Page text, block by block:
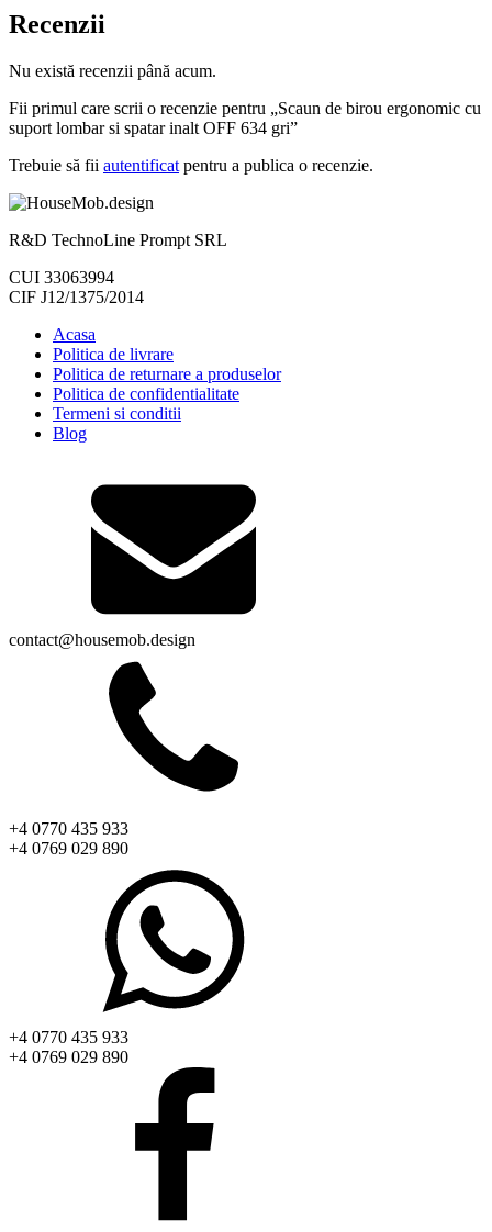
Recenzii
Nu există recenzii până acum.
Fii primul care scrii o recenzie pentru „Scaun de birou ergonomic cu
suport lombar si spatar inalt OFF 634 gri”
Trebuie să fii autentificat pentru a publica o recenzie.
R&D TechnoLine Prompt SRL
CUI 33063994
CIF J12/1375/2014
Acasa
Politica de livrare
Politica de returnare a produselor
Politica de confidentialitate
Termeni si conditii
Blog
contact@housemob.design
+4 0770 435 933
+4 0769 029 890
+4 0770 435 933
+4 0769 029 890